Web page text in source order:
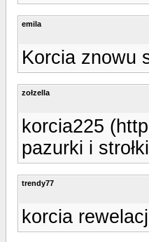
emila
Korcia znowu
zołzella
korcia225
pazurki i
trendy77
korcia